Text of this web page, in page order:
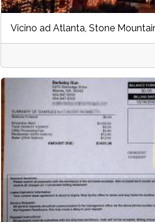
Vicino ad Atlanta, Stone